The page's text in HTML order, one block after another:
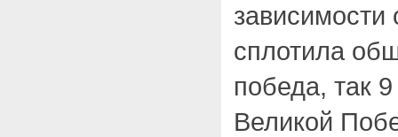
зависимости
сплотила
победа, так
Великой